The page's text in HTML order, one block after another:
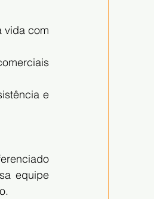
vida com
e
equipe